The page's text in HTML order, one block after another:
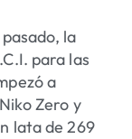
la
para las
a
Zero y
lata de 269